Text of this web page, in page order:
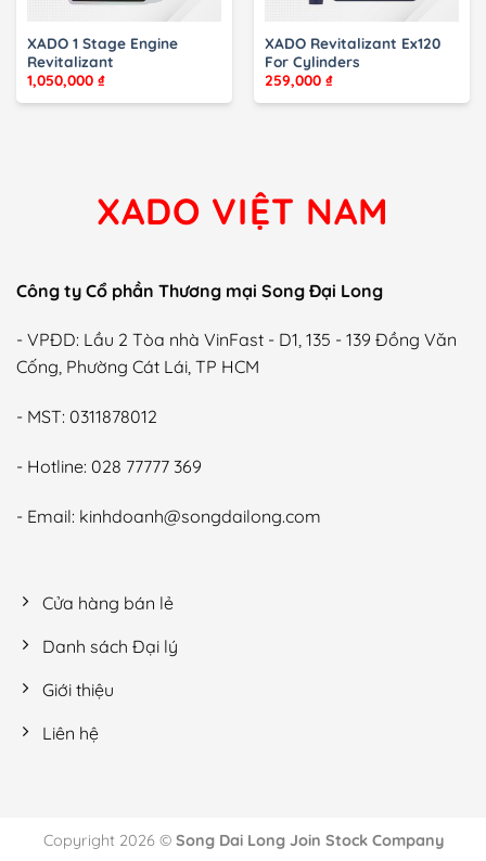
XADO 1 Stage Engine
Revitalizant
1,050,000 ₫
XADO Revitalizant Ex120
For Cylinders
259,000 ₫
XADO VIỆT NAM
Công ty Cổ phần Thương mại Song Đại Long
- VPĐD: Lầu 2 Tòa nhà VinFast - D1, 135 - 139 Đồng Văn
Cống, Phường Cát Lái, TP HCM
- MST: 0311878012
- Hotline: 028 77777 369
- Email: kinhdoanh@songdailong.com
Cửa hàng bán lẻ
Danh sách Đại lý
Giới thiệu
Liên hệ
Copyright 2026 © Song Dai Long Join Stock Company